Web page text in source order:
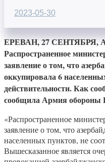
2023-05-30
ЕРЕВАН, 27
Распространенное
заявление о том, что
оккупировала 6
действительности. Как
сообщила Армия обороны
«Распространенное
заявление о том, что
населенных пунктов, не
Вышесказанное является